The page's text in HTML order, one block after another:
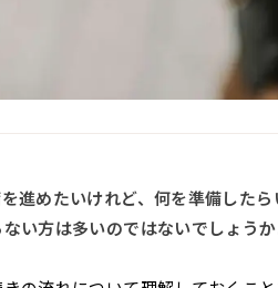
進めたいけれど、何を準備した
い方は多いのではないでしょうか